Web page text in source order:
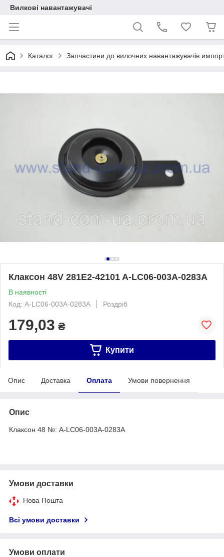
Вилкові навантажувачі
Каталог Запчастини до вилочних навантажувачів
Клаксон 48V 281E2-42101 A-LC06-003A-0283A
В наявності
Код: A-LC06-003A-0283A
Роздріб
179,03 ₴
Купити
Опис Доставка Оплата Умови повернення
Опис
Клаксон 48 №: A-LC06-003A-0283A
Умови доставки
Нова Пошта
Всі умови доставки
Умови оплати